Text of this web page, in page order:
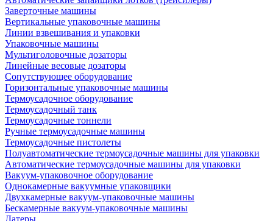
Заверточные машины
Вертикальные упаковочные машины
Линии взвешивания и упаковки
Упаковочные машины
Мультиголовочные дозаторы
Линейные весовые дозаторы
Сопутствующее оборудование
Горизонтальные упаковочные машины
Термоусадочное оборудование
Термоусадочный танк
Термоусадочные тоннели
Ручные термоусадочные машины
Термоусадочные пистолеты
Полуавтоматические термоусадочные машины для упаковки
Автоматические термоусадочные машины для упаковки
Вакуум-упаковочное оборудование
Однокамерные вакуумные упаковщики
Двухкамерные вакуум-упаковочные машины
Бескамерные вакуум-упаковочные машины
Датеры